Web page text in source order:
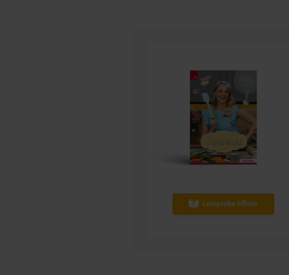
Leseprobe öffnen